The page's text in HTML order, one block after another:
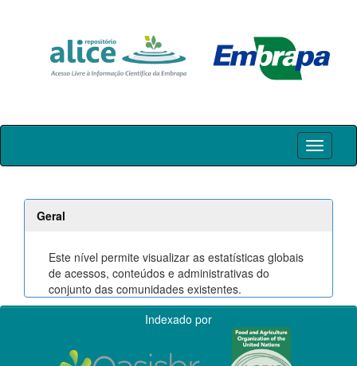
Skip
Geral
Este nível permite visualizar as estatísticas globais
de acessos, conteúdos e administrativas do
conjunto das comunidades existentes.
Indexado por